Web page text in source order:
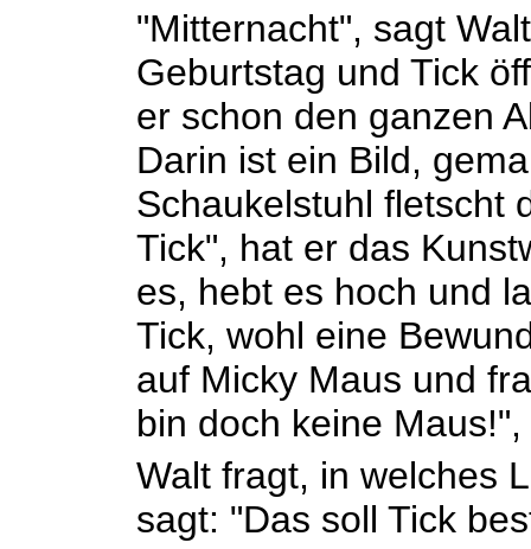
"Mitternacht", sagt
Geburtstag und Tick
er schon den ganzen
Darin ist ein Bild,
Schaukelstuhl fletscht
Tick", hat er das
es, hebt es hoch und
Tick, wohl eine
auf Micky Maus und
bin doch keine
Walt fragt, in welches
sagt: "Das soll Tick